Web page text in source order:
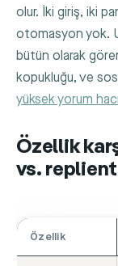
olur. İki giriş, iki
otomasyon yok.
bütün olarak
kopukluğu, ve
yüksek yorum
Özellik
vs.
Özellik